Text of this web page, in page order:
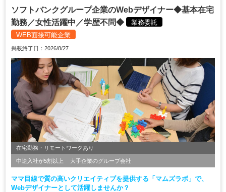
ソフトバンクグループ企業のWebデザイナー◆基本在宅
勤務／女性活躍中／学歴不問◆
業務委託
WEB面接可能企業
掲載終了日：2026/8/27
在宅勤務・リモートワークあり
中途入社が5割以上 大手企業のグループ会社
ママ目線で質の高いクリエイティブを提供する「マムズラボ」で、
Webデザイナーとして活躍しませんか？